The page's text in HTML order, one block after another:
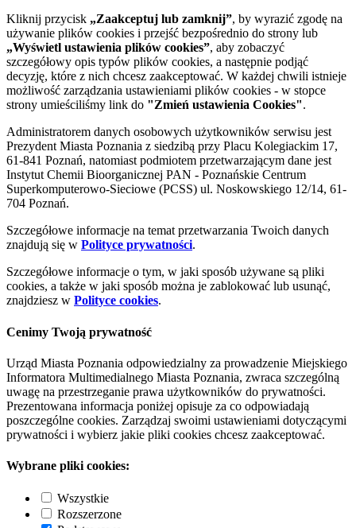
Kliknij przycisk „Zaakceptuj lub zamknij”, by wyrazić zgodę na
używanie plików cookies i przejść bezpośrednio do strony lub
„Wyświetl ustawienia plików cookies”, aby zobaczyć
szczegółowy opis typów plików cookies, a następnie podjąć
decyzję, które z nich chcesz zaakceptować. W każdej chwili istnieje
możliwość zarządzania ustawieniami plików cookies - w stopce
strony umieściliśmy link do "Zmień ustawienia Cookies".
Administratorem danych osobowych użytkowników serwisu jest
Prezydent Miasta Poznania z siedzibą przy Placu Kolegiackim 17,
61-841 Poznań, natomiast podmiotem przetwarzającym dane jest
Instytut Chemii Bioorganicznej PAN - Poznańskie Centrum
Superkomputerowo-Sieciowe (PCSS) ul. Noskowskiego 12/14, 61-
704 Poznań.
Szczegółowe informacje na temat przetwarzania Twoich danych
znajdują się w Polityce prywatności.
Szczegółowe informacje o tym, w jaki sposób używane są pliki
cookies, a także w jaki sposób można je zablokować lub usunąć,
znajdziesz w Polityce cookies.
Cenimy Twoją prywatność
Urząd Miasta Poznania odpowiedzialny za prowadzenie Miejskiego
Informatora Multimedialnego Miasta Poznania, zwraca szczególną
uwagę na przestrzeganie prawa użytkowników do prywatności.
Prezentowana informacja poniżej opisuje za co odpowiadają
poszczególne cookies. Zarządzaj swoimi ustawieniami dotyczącymi
prywatności i wybierz jakie pliki cookies chcesz zaakceptować.
Wybrane pliki cookies:
Wszystkie
Rozszerzone